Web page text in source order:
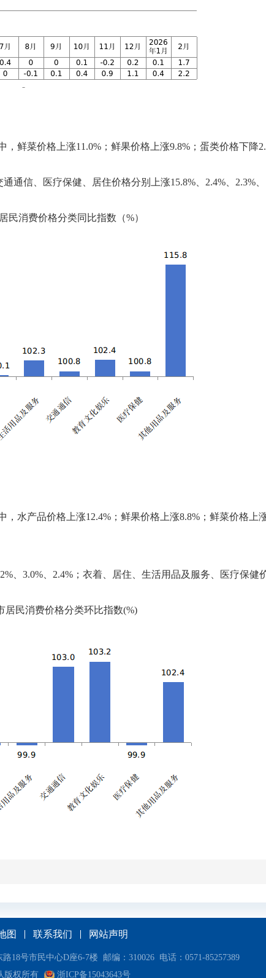
， 鲜菜价格上涨11.0% ； 鲜果价格上涨9.8% ； 蛋类价格下降
通信、医疗保健、居住价格分别上涨15.8%、 2.4%、2.3%
民消费价格分类同比指数 （%）
，水产品价格上涨12.4% ； 鲜果价格上涨8.8% ； 鲜菜价格上
、3.0%、2.4% ；衣着、 居住、 生活用品及服务、 医疗保健
居民消费价格分类环比指数(%)
图 联系我们 网站声明
18号市民中心D座6-7楼 邮编：310026 电话：0571-85257389
版权所有
浙ICP备15043643号